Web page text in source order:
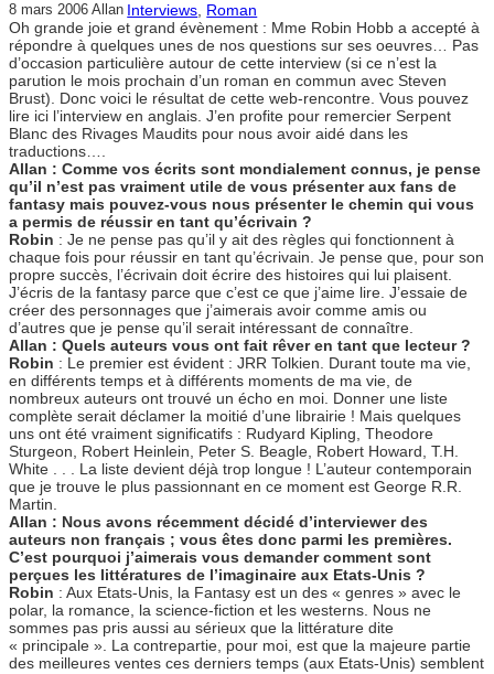
8 mars 2006 Allan Interviews, Roman
Oh grande joie et grand évènement : Mme Robin Hobb a accepté à
répondre à quelques unes de nos questions sur ses oeuvres… Pas
d’occasion particulière autour de cette interview (si ce n’est la
parution le mois prochain d’un roman en commun avec Steven
Brust). Donc voici le résultat de cette web-rencontre. Vous pouvez
lire ici l’interview en anglais. J’en profite pour remercier Serpent
Blanc des Rivages Maudits pour nous avoir aidé dans les
traductions….
Allan : Comme vos écrits sont mondialement connus, je pense
qu’il n’est pas vraiment utile de vous présenter aux fans de
fantasy mais pouvez-vous nous présenter le chemin qui vous
a permis de réussir en tant qu’écrivain ?
Robin : Je ne pense pas qu’il y ait des règles qui fonctionnent à
chaque fois pour réussir en tant qu’écrivain. Je pense que, pour son
propre succès, l’écrivain doit écrire des histoires qui lui plaisent.
J’écris de la fantasy parce que c’est ce que j’aime lire. J’essaie de
créer des personnages que j’aimerais avoir comme amis ou
d’autres que je pense qu’il serait intéressant de connaître.
Allan : Quels auteurs vous ont fait rêver en tant que lecteur ?
Robin : Le premier est évident : JRR Tolkien. Durant toute ma vie,
en différents temps et à différents moments de ma vie, de
nombreux auteurs ont trouvé un écho en moi. Donner une liste
complète serait déclamer la moitié d’une librairie ! Mais quelques
uns ont été vraiment significatifs : Rudyard Kipling, Theodore
Sturgeon, Robert Heinlein, Peter S. Beagle, Robert Howard, T.H.
White . . . La liste devient déjà trop longue ! L’auteur contemporain
que je trouve le plus passionnant en ce moment est George R.R.
Martin.
Allan : Nous avons récemment décidé d’interviewer des
auteurs non français ; vous êtes donc parmi les premières.
C’est pourquoi j’aimerais vous demander comment sont
perçues les littératures de l’imaginaire aux Etats-Unis ?
Robin : Aux Etats-Unis, la Fantasy est un des « genres » avec le
polar, la romance, la science-fiction et les westerns. Nous ne
sommes pas pris aussi au sérieux que la littérature dite
« principale ». La contrepartie, pour moi, est que la majeure partie
des meilleures ventes ces derniers temps (aux Etats-Unis) semblent